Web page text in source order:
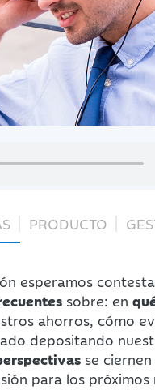
PRODUCTO
esperamos
sobre: en
ahorros, cómo
depositando
se ciernen
para los próximos